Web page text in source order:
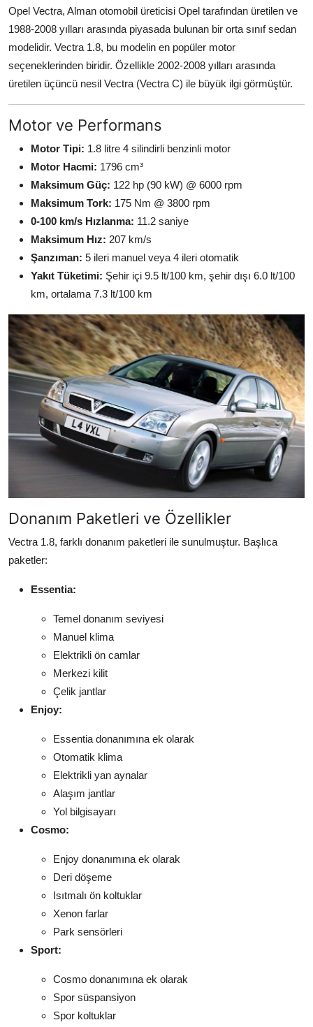
Opel Vectra, Alman otomobil üreticisi Opel tarafından üretilen ve
1988-2008 yılları arasında piyasada bulunan bir orta sınıf sedan
modelidir. Vectra 1.8, bu modelin en popüler motor
seçeneklerinden biridir. Özellikle 2002-2008 yılları arasında
üretilen üçüncü nesil Vectra (Vectra C) ile büyük ilgi görmüştür.
Motor ve Performans
Motor Tipi: 1.8 litre 4 silindirli benzinli motor
Motor Hacmi: 1796 cm³
Maksimum Güç: 122 hp (90 kW) @ 6000 rpm
Maksimum Tork: 175 Nm @ 3800 rpm
0-100 km/s Hızlanma: 11.2 saniye
Maksimum Hız: 207 km/s
Şanzıman: 5 ileri manuel veya 4 ileri otomatik
Yakıt Tüketimi: Şehir içi 9.5 lt/100 km, şehir dışı 6.0 lt/100
km, ortalama 7.3 lt/100 km
Donanım Paketleri ve Özellikler
Vectra 1.8, farklı donanım paketleri ile sunulmuştur. Başlıca
paketler:
Essentia:
Temel donanım seviyesi
Manuel klima
Elektrikli ön camlar
Merkezi kilit
Çelik jantlar
Enjoy:
Essentia donanımına ek olarak
Otomatik klima
Elektrikli yan aynalar
Alaşım jantlar
Yol bilgisayarı
Cosmo:
Enjoy donanımına ek olarak
Deri döşeme
Isıtmalı ön koltuklar
Xenon farlar
Park sensörleri
Sport:
Cosmo donanımına ek olarak
Spor süspansiyon
Spor koltuklar